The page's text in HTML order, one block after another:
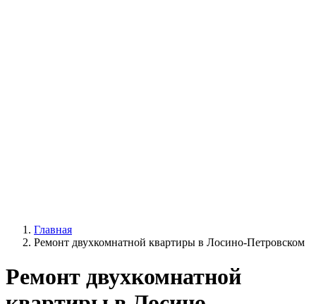
Главная
Ремонт двухкомнатной квартиры в Лосино-Петровском
Ремонт двухкомнатной